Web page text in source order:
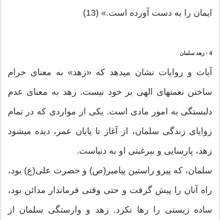
ایمان را به دست آورده است.» (13)
4 - زهد سلمان
آیات و روایات نشان می‏دهد که «زهد» به معنای حرام
ساختن نعمتهای الهی بر خود نیست. زهد به معنای عدم
دلبستگی به امور مادی است. یکی از مواردی که در تمام
زوایای زندگی سلمان، از آغاز تا پایان عمر، دیده می‏شود
زهد، پارسایی و بی‏رغبتی او به دنیاست.
سلمان، که پیرو راستین پیامبر(ص) و حضرت علی(ع) بود،
راه آنان را پیش گرفت و حتی وقتی فرماندار مدائن بود،
ساده ‏زیستی را رها نکرد. زهد و وارستگی سلمان از